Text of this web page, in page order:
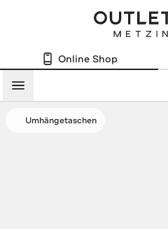
Online Shop
Menü
Umhängetaschen